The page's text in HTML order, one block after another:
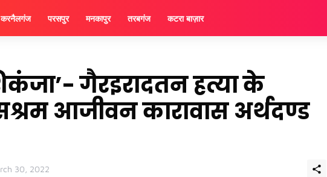
करनैलगंज परसपुर मनकापुर तरबगंज कटरा बाज़ार
गैरइरादतन हत्या के
आजीवन कारावास अर्थदण्ड
30, 2022